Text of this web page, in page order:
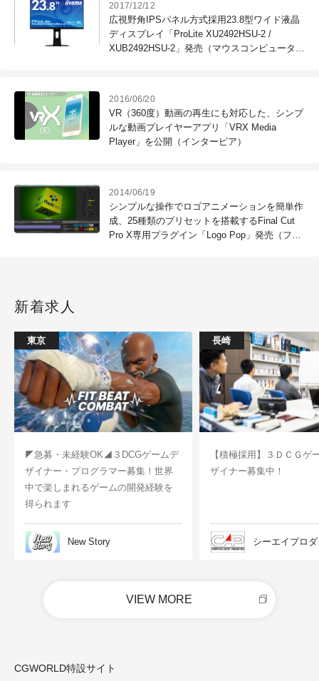
2017/12/12
広視野角IPSパネル方式採用23.8型ワイド液晶
ディスプレイ「ProLite XU2492HSU-2 /
XUB2492HSU-2」発売（マウスコンピュータ
2016/06/20
VR（360度）動画の再生にも対応した、シンプ
ルな動画プレイヤーアプリ「VRX Media
Player」を公開（インターピア）
2014/06/19
シンプルな操作でロゴアニメーションを簡単作
成、25種類のプリセットを搭載するFinal Cut
Pro X専用プラグイン「Logo Pop」発売（フラ
新着求人
東京
◤急募・未経験OK◢３DCGゲームデ
ザイナー・プログラマー募集！世界
中で楽しまれるゲームの開発経験を
得られます
New Story
長崎
【積極採用】３ＤＣＧゲ
ザイナー募集中！
シーエイプロ
VIEW MORE
CGWORLD特設サイト